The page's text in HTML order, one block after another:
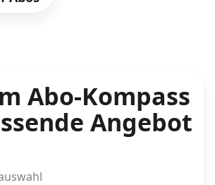
Abo-Kompass
Angebot